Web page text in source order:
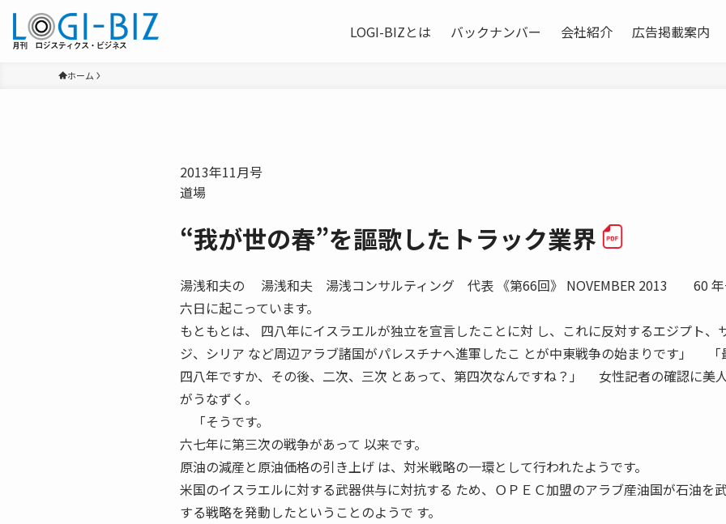
LOGI-BIZとは バックナンバー 会社紹介 広告掲載案内
ホーム
2013年11月号
道場
“我が世の春”を謳歌したトラック業界
湯浅和夫の 湯浅和夫 湯浅コンサルティング 代表 《第66回》 NOVEMBER 2013 60 年
六日に起こっています。
もともとは、 四八年にイスラエルが独立を宣言したことに対 し、これに反対するエジプト、
ジ、シリア など周辺アラブ諸国がパレスチナへ進軍したこ とが中東戦争の始まりです」 「
四八年ですか、その後、二次、三次 とあって、第四次なんですね？」 女性記者の確認に美
がうなずく。
「そうです。
六七年に第三次の戦争があって 以来です。
原油の減産と原油価格の引き上げ は、対米戦略の一環として行われたようです。
米国のイスラエルに対する武器供与に対抗する ため、ＯＰＥＣ加盟のアラブ産油国が石油を
する戦略を発動したということのようで す。